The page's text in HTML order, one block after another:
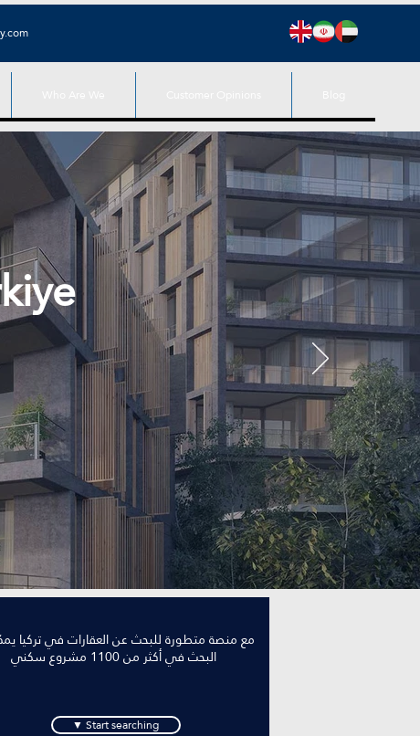
مع منصة متطورة للبحث عن العقارات في تركيا
البحث في أكثر من 1100 مشروع سكني
▼ Start searching